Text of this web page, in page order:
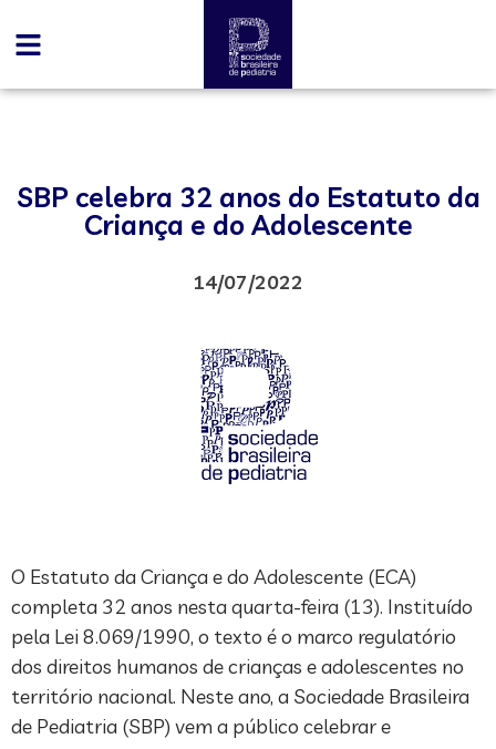
SBP celebra 32 anos do Estatuto da
Criança e do Adolescente
14/07/2022
O Estatuto da Criança e do Adolescente (ECA)
completa 32 anos nesta quarta-feira (13). Instituído
pela Lei 8.069/1990, o texto é o marco regulatório
dos direitos humanos de crianças e adolescentes no
território nacional. Neste ano, a Sociedade Brasileira
de Pediatria (SBP) vem a público celebrar e